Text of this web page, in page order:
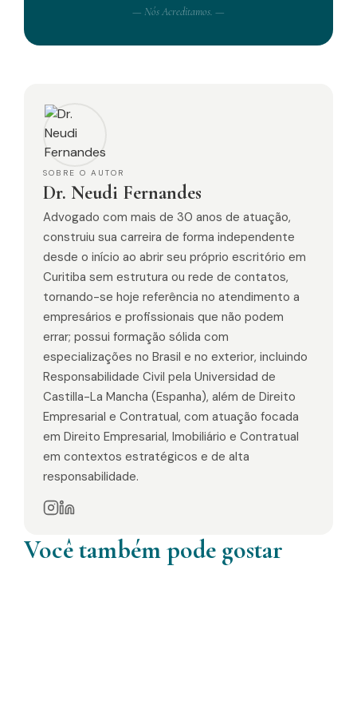
— Nós Acreditamos. —
SOBRE O AUTOR
Dr. Neudi Fernandes
Advogado com mais de 30 anos de atuação,
construiu sua carreira de forma independente
desde o início ao abrir seu próprio escritório em
Curitiba sem estrutura ou rede de contatos,
tornando-se hoje referência no atendimento a
empresários e profissionais que não podem
errar; possui formação sólida com
especializações no Brasil e no exterior, incluindo
Responsabilidade Civil pela Universidad de
Castilla-La Mancha (Espanha), além de Direito
Empresarial e Contratual, com atuação focada
em Direito Empresarial, Imobiliário e Contratual
em contextos estratégicos e de alta
responsabilidade.
Você também pode gostar